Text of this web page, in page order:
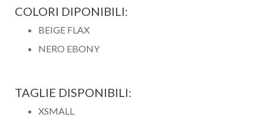
COLORI DIPONIBILI:
BEIGE FLAX
NERO EBONY
TAGLIE DISPONIBILI:
XSMALL